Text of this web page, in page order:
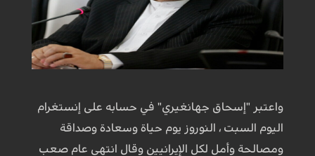
واعتبر "إسحاق جهانغيري" في حسابه على إنستغرام
اليوم السبت ، النوروز يوم حياة وسعادة وصداقة
ومصالحة وأمل لكل الإيرانيين وقال انتهى عام صعب